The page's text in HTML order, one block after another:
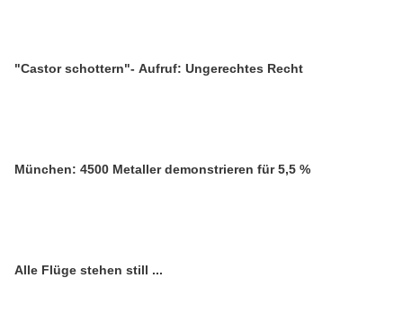
"Castor schottern"- Aufruf: Ungerechtes Recht
München: 4500 Metaller demonstrieren für 5,5 %
Alle Flüge stehen still ...